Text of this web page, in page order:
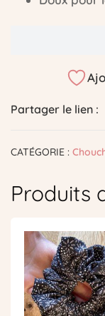
Partager le lien :
CATÉGORIE :
Produits